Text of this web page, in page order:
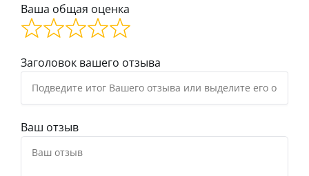
Ваша общая оценка
Заголовок вашего отзыва
Ваш отзыв